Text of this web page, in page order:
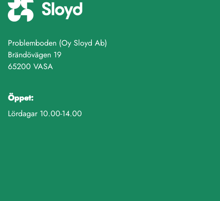
Problemboden (Oy Sloyd Ab)
Brändövägen 19
65200 VASA
Öppet:
Lördagar 10.00-14.00